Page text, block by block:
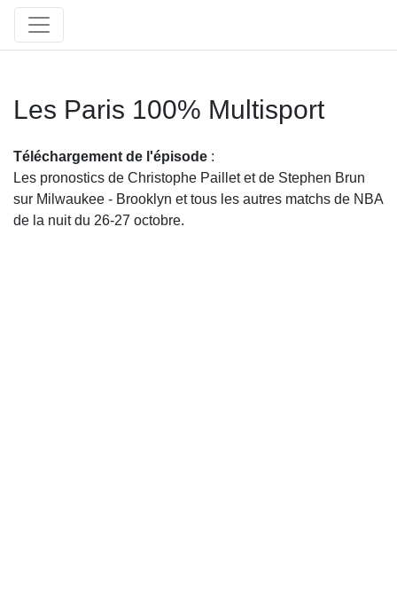
Les Paris 100% Multisport
Téléchargement de l'épisode :
Les pronostics de Christophe Paillet et de Stephen Brun
sur Milwaukee - Brooklyn et tous les autres matchs de NBA
de la nuit du 26-27 octobre.